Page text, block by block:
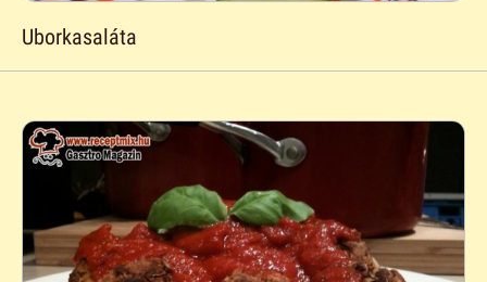
Uborkasaláta